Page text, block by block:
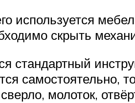
используется
скрыть
стандартный
самостоятельно,
молоток,